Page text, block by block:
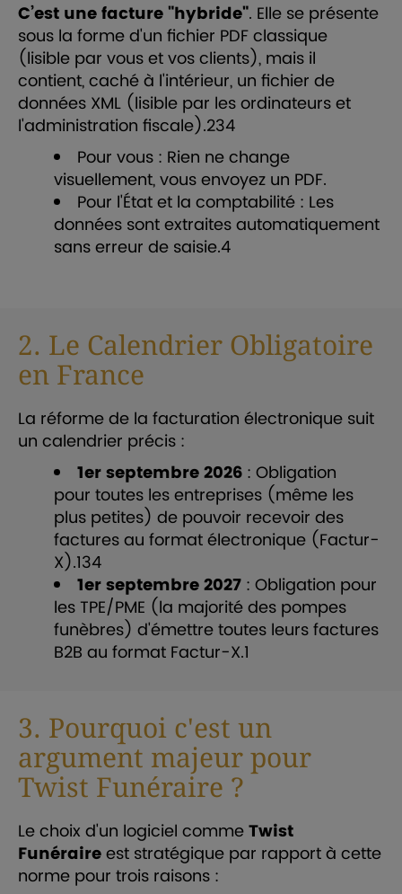
C’est une facture "hybride". Elle se présente
sous la forme d'un fichier PDF classique
(lisible par vous et vos clients), mais il
contient, caché à l'intérieur, un fichier de
données XML (lisible par les ordinateurs et
l'administration fiscale).234
Pour vous : Rien ne change
visuellement, vous envoyez un PDF.
Pour l'État et la comptabilité : Les
données sont extraites automatiquement
sans erreur de saisie.4
2. Le Calendrier Obligatoire
en France
La réforme de la facturation électronique suit
un calendrier précis :
1er septembre 2026 : Obligation
pour toutes les entreprises (même les
plus petites) de pouvoir recevoir des
factures au format électronique (Factur-
X).134
1er septembre 2027 : Obligation pour
les TPE/PME (la majorité des pompes
funèbres) d'émettre toutes leurs factures
B2B au format Factur-X.1
3. Pourquoi c'est un
argument majeur pour
Twist Funéraire ?
Le choix d'un logiciel commeTwist
Funéraireest stratégique par rapport à cette
norme pour trois raisons :